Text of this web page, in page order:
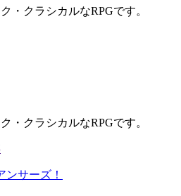
・クラシカルなRPGです。
・クラシカルなRPGです。